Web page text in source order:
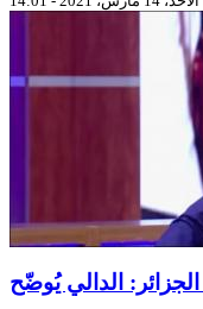
الدالي يُوضّح